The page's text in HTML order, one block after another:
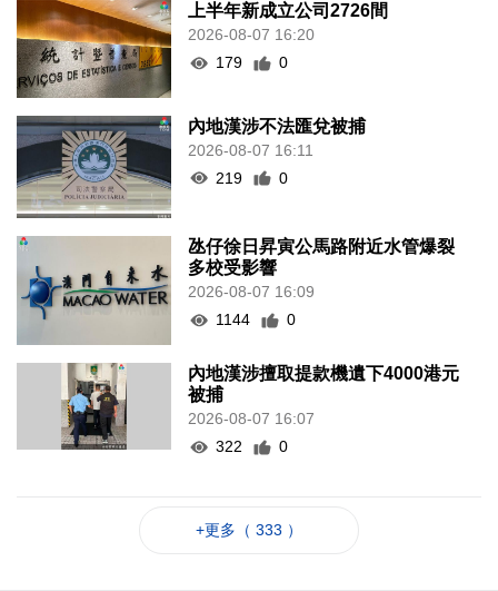
上半年新成立公司2726間
2026-08-07 16:20
179
0
內地漢涉不法匯兌被捕
2026-08-07 16:11
219
0
氹仔徐日昇寅公馬路附近水管爆裂
多校受影響
2026-08-07 16:09
1144
0
內地漢涉擅取提款機遺下4000港元
被捕
2026-08-07 16:07
322
0
+更多（ 333 ）